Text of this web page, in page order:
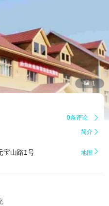
 1
0条评论 
简介 
宝山路1号 地图 